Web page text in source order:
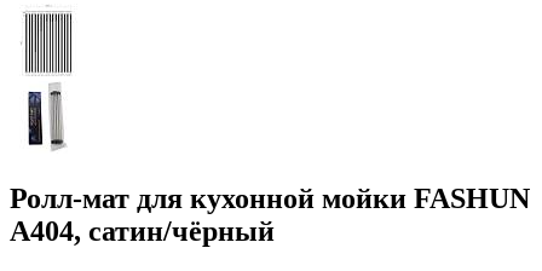
Ролл-мат для кухонной мойки FASHUN
A404, сатин/чёрный